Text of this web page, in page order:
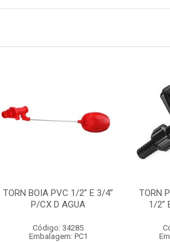
TORN BOIA PVC 1/2” E 3/4”
P/CX D AGUA
Código: 34285
Embalagem: PC1
TORN
1/2”